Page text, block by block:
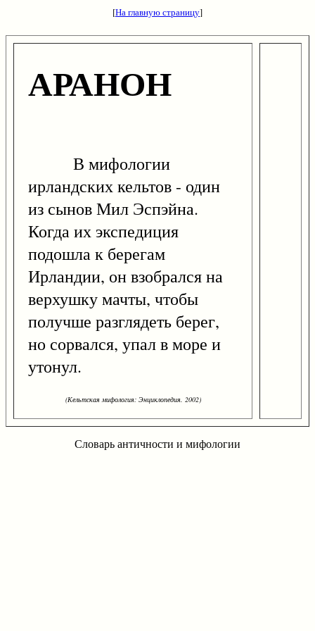
[На главную страницу]
АРАНОН
В мифологии
ирландских кельтов - один
из сынов Мил Эспэйна.
Когда их экспедиция
подошла к берегам
Ирландии, он взобрался на
верхушку мачты, чтобы
получше разглядеть берег,
но сорвался, упал в море и
утонул.
(Кельтская мифология: Энциклопедия. 2002)
Словарь античности и мифологии